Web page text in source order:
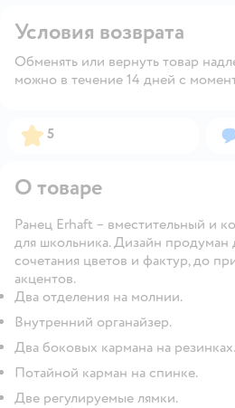
Условия возврата
Обменять или вернуть товар
можно в течение 14 дней с
Рейтинг:
5
О товаре
Ранец Erhaft – вместительный и
для школьника. Дизайн продуман
сочетания цветов и фактур, до
акцентов.
Два отделения на молнии.
Внутренний органайзер.
Два боковых кармана на резинках.
Потайной карман на спинке.
Две регулируемые лямки.